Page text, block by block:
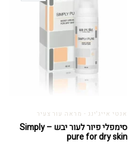
אנטי אייג'ינג - מראה עור צעיר
סימפלי פיור לעור יבש – Simply
pure for dry skin